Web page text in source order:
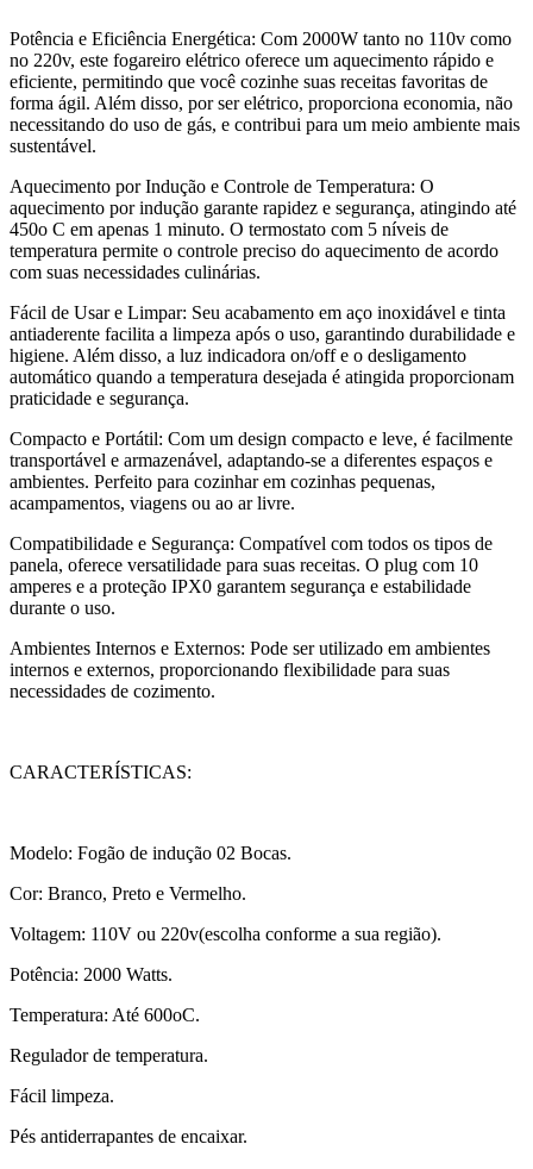
Potência e Eficiência Energética: Com 2000W tanto no 110v como
no 220v, este fogareiro elétrico oferece um aquecimento rápido e
eficiente, permitindo que você cozinhe suas receitas favoritas de
forma ágil. Além disso, por ser elétrico, proporciona economia, não
necessitando do uso de gás, e contribui para um meio ambiente mais
sustentável.
Aquecimento por Indução e Controle de Temperatura: O
aquecimento por indução garante rapidez e segurança, atingindo até
450o C em apenas 1 minuto. O termostato com 5 níveis de
temperatura permite o controle preciso do aquecimento de acordo
com suas necessidades culinárias.
Fácil de Usar e Limpar: Seu acabamento em aço inoxidável e tinta
antiaderente facilita a limpeza após o uso, garantindo durabilidade e
higiene. Além disso, a luz indicadora on/off e o desligamento
automático quando a temperatura desejada é atingida proporcionam
praticidade e segurança.
Compacto e Portátil: Com um design compacto e leve, é facilmente
transportável e armazenável, adaptando-se a diferentes espaços e
ambientes. Perfeito para cozinhar em cozinhas pequenas,
acampamentos, viagens ou ao ar livre.
Compatibilidade e Segurança: Compatível com todos os tipos de
panela, oferece versatilidade para suas receitas. O plug com 10
amperes e a proteção IPX0 garantem segurança e estabilidade
durante o uso.
Ambientes Internos e Externos: Pode ser utilizado em ambientes
internos e externos, proporcionando flexibilidade para suas
necessidades de cozimento.
CARACTERÍSTICAS:
Modelo: Fogão de indução 02 Bocas.
Cor: Branco, Preto e Vermelho.
Voltagem: 110V ou 220v(escolha conforme a sua região).
Potência: 2000 Watts.
Temperatura: Até 600oC.
Regulador de temperatura.
Fácil limpeza.
Pés antiderrapantes de encaixar.